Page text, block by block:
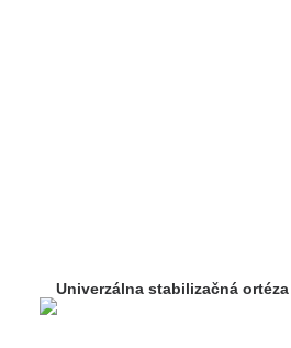
Univerzálna stabilizačná